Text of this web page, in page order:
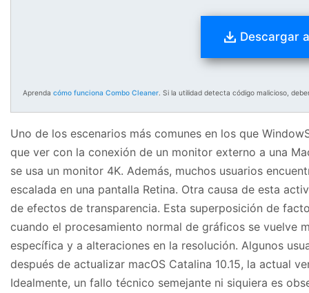
Descargar
Aprenda cómo funciona Combo Cleaner . Si la utilidad detecta código malicioso,
Uno de los escenarios más comunes en los que
que ver con la conexión de un monitor externo a una
se usa un monitor 4K. Además, muchos usuarios
escalada en una pantalla Retina. Otra causa de esta
de efectos de transparencia. Esta superposición de
cuando el procesamiento normal de gráficos se vuelve
específica y a alteraciones en la resolución. Algunos
después de actualizar macOS Catalina 10.15, la actual
Idealmente, un fallo técnico semejante ni siquiera es